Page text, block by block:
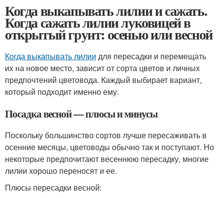
Когда выкапывать лилии и сажать.
Когда сажать лилии луковицей в
открытый грунт: осенью или весной
Когда выкапывать лилии для пересадки и перемещать
их на новое место, зависит от сорта цветов и личных
предпочтений цветовода. Каждый выбирает вариант,
который подходит именно ему.
Посадка весной — плюсы и минусы
Поскольку большинство сортов лучше пересаживать в
осенние месяцы, цветоводы обычно так и поступают. Но
некоторые предпочитают весеннюю пересадку, многие
лилии хорошо переносят и ее.
Плюсы пересадки весной: